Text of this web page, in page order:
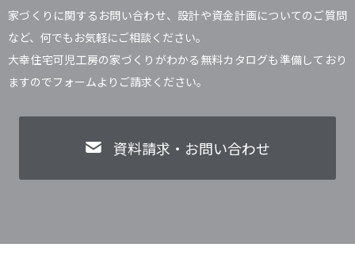
家づくりに関するお問い合わせ、設計や資金計画についてのご質問
など、何でもお気軽にご相談ください。
大幸住宅可児工房の家づくりがわかる無料カタログも準備しており
ますのでフォームよりご請求ください。
資料請求・お問い合わせ